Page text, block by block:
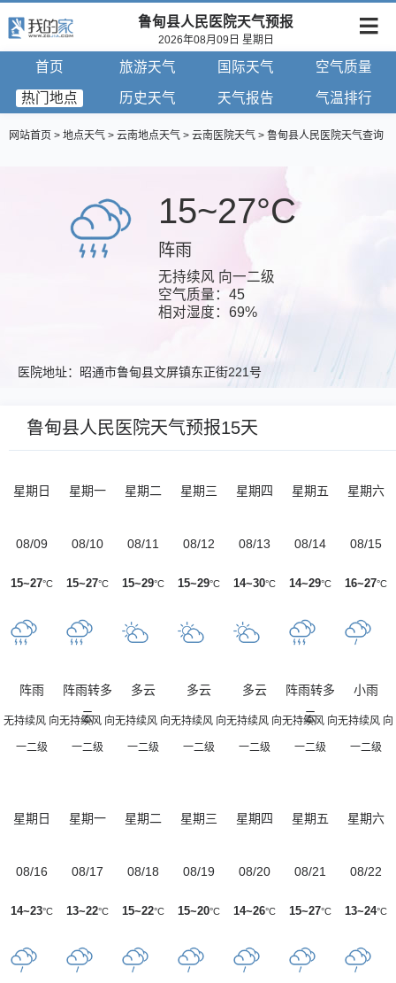
鲁甸县人民医院天气预报
2026年08月09日 星期日
首页 旅游天气 国际天气 空气质量
热门地点 历史天气 天气报告 气温排行
网站首页 > 地点天气 > 云南地点天气 > 云南医院天气 > 鲁甸县人民医院天气查询
15~27°C
阵雨
无持续风 向一二级
空气质量：45
相对湿度：69%
医院地址：昭通市鲁甸县文屏镇东正街221号
鲁甸县人民医院天气预报15天
星期日
08/09
15~27°C
阵雨
无持续风 向
一二级
星期一
08/10
15~27°C
阵雨转多
云
无持续风 向
一二级
星期二
08/11
15~29°C
多云
无持续风 向
一二级
星期三
08/12
15~29°C
多云
无持续风 向
一二级
星期四
08/13
14~30°C
多云
无持续风 向
一二级
星期五
08/14
14~29°C
阵雨转多
云
无持续风 向
一二级
星期六
08/15
16~27°C
小雨
无持续风 向
一二级
星期日
08/16
14~23°C
星期一
08/17
13~22°C
星期二
08/18
15~22°C
星期三
08/19
15~20°C
星期四
08/20
14~26°C
星期五
08/21
15~27°C
星期六
08/22
13~24°C